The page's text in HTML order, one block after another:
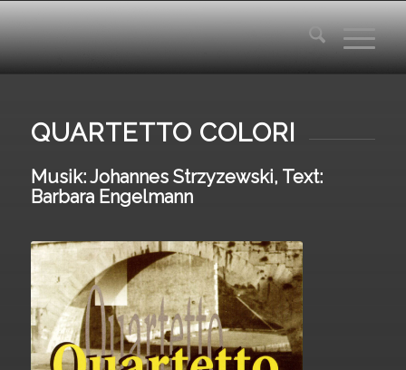
QUARTETTO COLORI
Musik: Johannes Strzyzewski, Text:
Barbara Engelmann